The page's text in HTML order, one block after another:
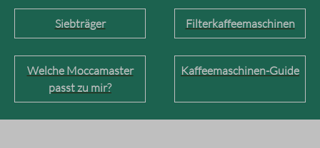
Siebträger Filterkaffeemaschinen
Welche Moccamaster
passt zu mir?
Kaffeemaschinen-Guide